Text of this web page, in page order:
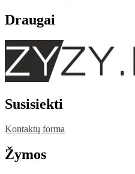
Draugai
Susisiekti
Kontaktų forma
Žymos